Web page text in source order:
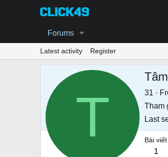
Forums
Latest activity Register
T 31 ·
Tham
Last
Bài viết
1